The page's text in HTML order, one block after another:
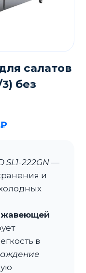
салатов
3) без
₽
SL1-222GN —
и
в